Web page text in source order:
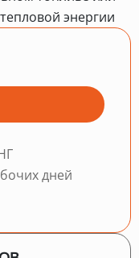
энергии
дней